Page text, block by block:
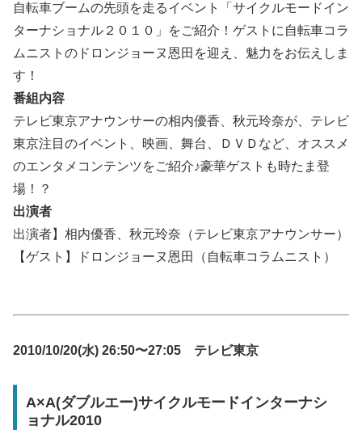
自転車ブームの先頭を走るイベント「サイクルモードイン
ターナショナル２０１０」をご紹介！ゲストに自転車コラ
ムニストのドロンジョーヌ恩田を迎え、魅力をお伝えしま
す！
番組内容
テレビ東京アナウンサーの相内優香、秋元玲奈が、テレビ
東京注目のイベント、映画、舞台、ＤＶＤなど、オススメ
のエンタメコンテンツをご紹介♪豪華ゲストも時たま登
場！？
出演者
出演者】相内優香、秋元玲奈（テレビ東京アナウンサー）
【ゲスト】ドロンジョーヌ恩田（自転車コラムニスト）
2010/10/20(水) 26:50〜27:05 テレビ東京
A×A(ダブルエー)サイクルモードインターナシ
ョナル2010